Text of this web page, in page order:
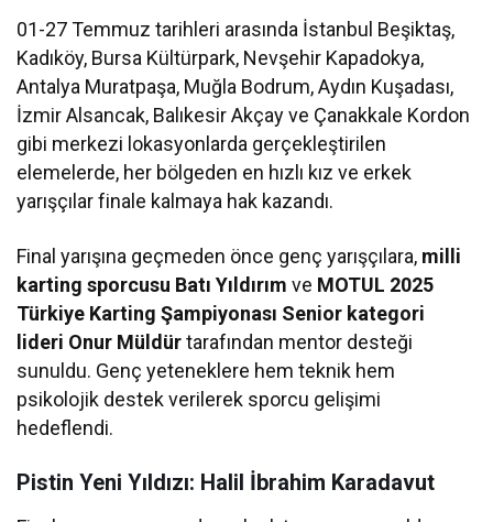
01-27 Temmuz tarihleri arasında İstanbul Beşiktaş,
Kadıköy, Bursa Kültürpark, Nevşehir Kapadokya,
Antalya Muratpaşa, Muğla Bodrum, Aydın Kuşadası,
İzmir Alsancak, Balıkesir Akçay ve Çanakkale Kordon
gibi merkezi lokasyonlarda gerçekleştirilen
elemelerde, her bölgeden en hızlı kız ve erkek
yarışçılar finale kalmaya hak kazandı.
Final yarışına geçmeden önce genç yarışçılara, milli
karting sporcusu Batı Yıldırım ve MOTUL 2025
Türkiye Karting Şampiyonası Senior kategori
lideri Onur Müldürtarafından mentor desteği
sunuldu. Genç yeteneklere hem teknik hem
psikolojik destek verilerek sporcu gelişimi
hedeflendi.
Pistin Yeni Yıldızı: Halil İbrahim Karadavut